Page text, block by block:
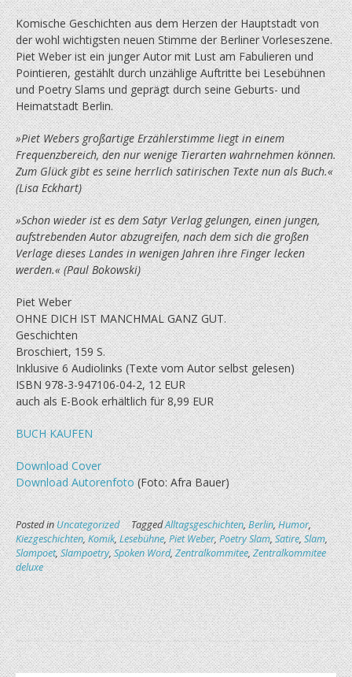
Komische Geschichten aus dem Herzen der Hauptstadt von
der wohl wichtigsten neuen Stimme der Berliner Vorleseszene.
Piet Weber ist ein junger Autor mit Lust am Fabulieren und
Pointieren, gestählt durch unzählige Auftritte bei Lesebühnen
und Poetry Slams und geprägt durch seine Geburts- und
Heimatstadt Berlin.
»Piet Webers großartige Erzählerstimme liegt in einem
Frequenzbereich, den nur wenige Tierarten wahrnehmen können.
Zum Glück gibt es seine herrlich satirischen Texte nun als Buch.«
(Lisa Eckhart)
»Schon wieder ist es dem Satyr Verlag gelungen, einen jungen,
aufstrebenden Autor abzugreifen, nach dem sich die großen
Verlage dieses Landes in wenigen Jahren ihre Finger lecken
werden.« (Paul Bokowski)
Piet Weber
OHNE DICH IST MANCHMAL GANZ GUT.
Geschichten
Broschiert, 159 S.
Inklusive 6 Audiolinks (Texte vom Autor selbst gelesen)
ISBN 978-3-947106-04-2, 12 EUR
auch als E-Book erhältlich für 8,99 EUR
BUCH KAUFEN
Download Cover
Download Autorenfoto(Foto: Afra Bauer)
Posted inUncategorized TaggedAlltagsgeschichten,Berlin,Humor,
Kiezgeschichten,Komik,Lesebühne,Piet Weber,Poetry Slam,Satire,Slam,
Slampoet,Slampoetry,Spoken Word,Zentralkommitee,Zentralkommitee
deluxe